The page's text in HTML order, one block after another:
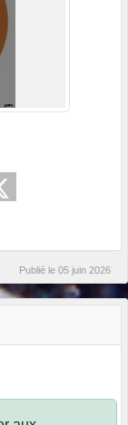
Publié le 05 juin 2026